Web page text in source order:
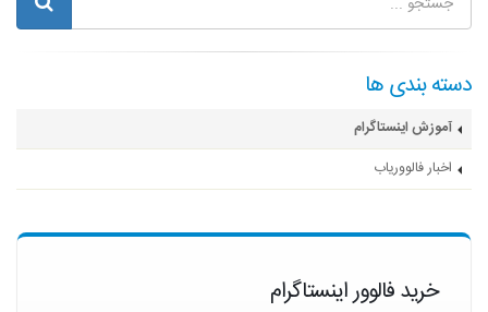
دسته بندی ها
آموزش اینستاگرام
اخبار فالووریاب
خرید فالوور اینستاگرام